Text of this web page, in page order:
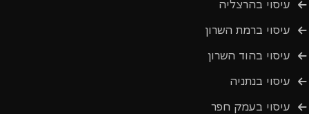
עיסוי בהרצליה
עיסוי ברמת השרון
עיסוי בהוד השרון
עיסוי בנתניה
עיסוי בעמק חפר